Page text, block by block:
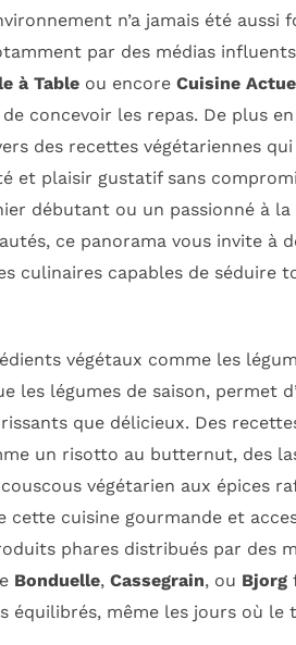
n’a jamais été aussi
par des médias
à Table ou encore Cuisine
concevoir les repas. De plus
des recettes végétariennes qui
et plaisir gustatif sans
débutant ou un passionné à la
ce panorama vous invite à
culinaires capables de séduire
végétaux comme les
les légumes de saison, permet
que délicieux. Des
un risotto au butternut, des
végétarien aux épices
cuisine gourmande et
phares distribués par des
Bonduelle, Cassegrain, ou Bjorg
équilibrés, même les jours où le